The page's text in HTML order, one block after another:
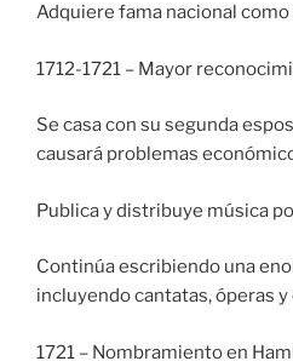
Adquiere fama nacional
1712-1721 – Mayor
Se casa con su segunda
causará problemas
Publica y distribuye música
Continúa escribiendo una
incluyendo cantatas, óperas
1721 – Nombramiento en